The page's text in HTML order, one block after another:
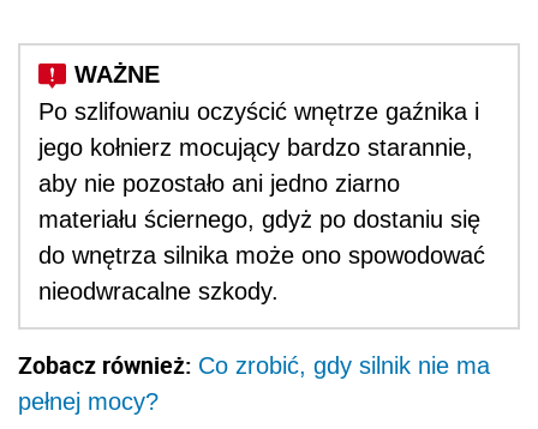
Po szlifowaniu oczyścić wnętrze gaźnika i
jego kołnierz mocujący bardzo starannie,
aby nie pozostało ani jedno ziarno
materiału ściernego, gdyż po dostaniu się
do wnętrza silnika może ono spowodować
nieodwracalne szkody.
Zobacz również: Co zrobić, gdy silnik nie ma
pełnej mocy?